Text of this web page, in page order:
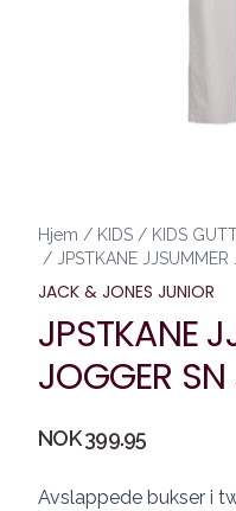
Hjem / KIDS / KIDS
/ JPSTKANE
JACK & JONES JUNIOR
JPSTKANE
JOGGER SN
Produktdetaljer
NOK 399.95
Description
Avslappede bukser i